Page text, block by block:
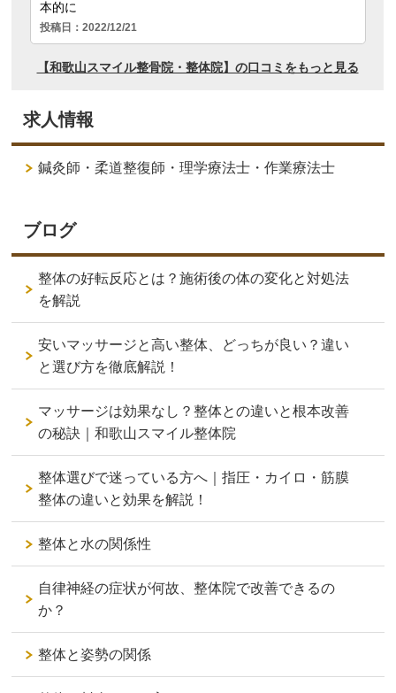
求人情報
鍼灸師・柔道整復師・理学療法士・作業療法士
ブログ
整体の好転反応とは？施術後の体の変化と対処法
を解説
安いマッサージと高い整体、どっちが良い？違い
と選び方を徹底解説！
マッサージは効果なし？整体との違いと根本改善
の秘訣｜和歌山スマイル整体院
整体選びで迷っている方へ｜指圧・カイロ・筋膜
整体の違いと効果を解説！
整体と水の関係性
自律神経の症状が何故、整体院で改善できるの
か？
整体と姿勢の関係